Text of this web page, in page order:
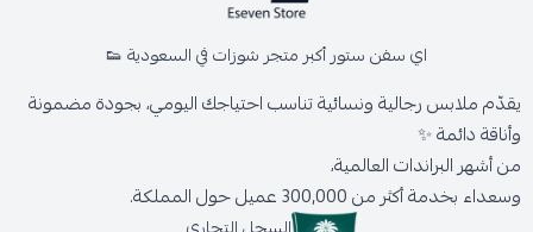
اي سفن ستور أكبر متجر شوزات في السعودية 👟
يقدّم ملابس رجالية ونسائية تناسب احتياجك اليومي، بجودة مضمونة
وأناقة دائمة ✨
من أشهر البراندات العالمية،
وسعداء بخدمة أكثر من 300,000 عميل حول المملكة.